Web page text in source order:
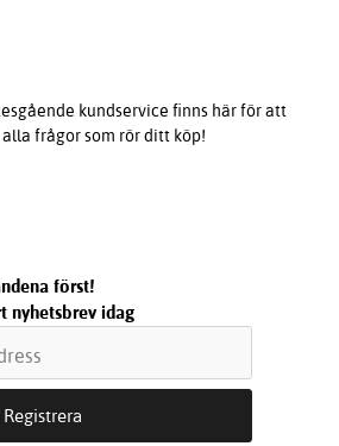
kundservice finns här för att
frågor som rör ditt köp!
först!
nyhetsbrev idag